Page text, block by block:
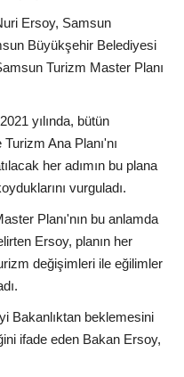
Ersoy, Samsun
Büyükşehir Belediyesi
Turizm Master Planı
yılında, bütün
Ana Planı'nı
her adımın bu plana
vurguladı.
Planı'nın bu anlamda
Ersoy, planın her
değişimleri ile eğilimler
Bakanlıktan beklemesini
ifade eden Bakan Ersoy,